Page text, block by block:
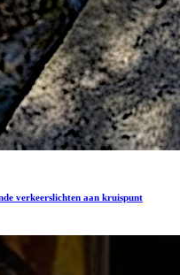
verkeerslichten aan kruispunt